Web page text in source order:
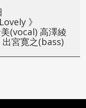
》
(vocal) 高澤綾
宮寛之(bass)